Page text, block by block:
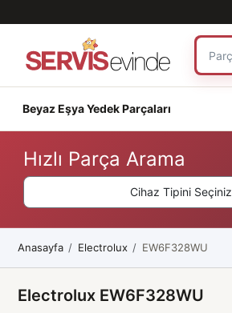
Beyaz Eşya Yedek Parçaları
Hızlı Parça Arama
Cihaz Tipini Seçiniz
Anasayfa Electrolux EW6F328WU
Electrolux EW6F328WU